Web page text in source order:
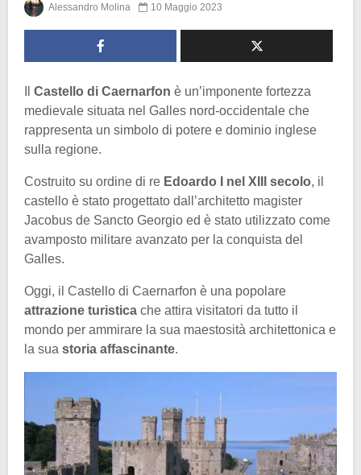
Alessandro Molina 10 Maggio 2023
Castello di Caernarfon è un’imponente fortezza
medievale situata nel Galles nord-occidentale che
rappresenta un simbolo di potere e dominio inglese
sulla regione.
Costruito su ordine di re Edoardo I nel XIII secolo, il
castello è stato progettato dall’architetto magister
Jacobus de Sancto Georgio ed è stato utilizzato come
avamposto militare avanzato per la conquista del
Galles.
Oggi, il Castello di Caernarfon è una popolare
attrazione turistica che attira visitatori da tutto il
mondo per ammirare la sua maestosità architettonica e
la sua storia affascinante.